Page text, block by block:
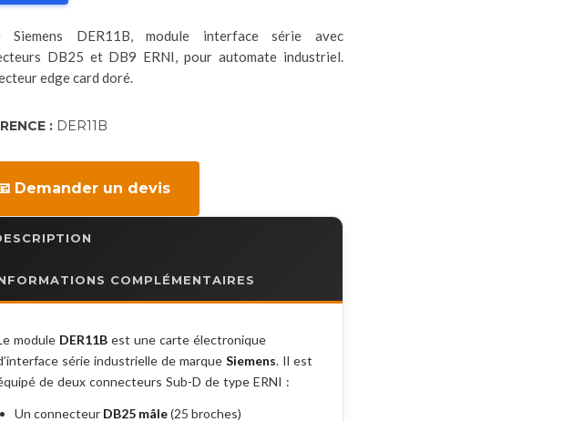
Siemens DER11B, module interface série avec
DB25 et DB9 ERNI, pour automate industriel.
edge card doré.
: DER11B
Demander un devis
COMPLÉMENTAIRES
module DER11B est une carte électronique
série industrielle de marque Siemens. Il est
de deux connecteurs Sub-D de type ERNI :
Un connecteur DB25 mâle(25 broches)